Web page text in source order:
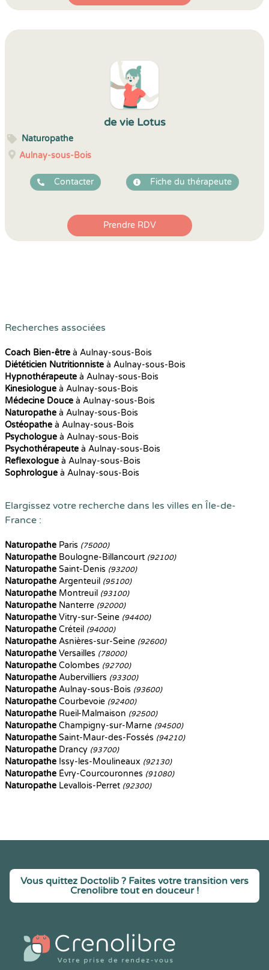
de vie Lotus
Naturopathe
Aulnay-sous-Bois
Contacter Fiche du thérapeute
Prendre RDV
Recherches associées
Coach Bien-être à Aulnay-sous-Bois
Diététicien Nutritionniste à Aulnay-sous-Bois
Hypnothérapeute à Aulnay-sous-Bois
Kinesiologue à Aulnay-sous-Bois
Médecine Douce à Aulnay-sous-Bois
Naturopathe à Aulnay-sous-Bois
Ostéopathe à Aulnay-sous-Bois
Psychologue à Aulnay-sous-Bois
Psychothérapeute à Aulnay-sous-Bois
Reflexologue à Aulnay-sous-Bois
Sophrologue à Aulnay-sous-Bois
Elargissez votre recherche dans les villes en Île-de-
France :
Naturopathe Paris (75000)
Naturopathe Boulogne-Billancourt (92100)
Naturopathe Saint-Denis (93200)
Naturopathe Argenteuil (95100)
Naturopathe Montreuil (93100)
Naturopathe Nanterre (92000)
Naturopathe Vitry-sur-Seine (94400)
Naturopathe Créteil (94000)
Naturopathe Asnières-sur-Seine (92600)
Naturopathe Versailles (78000)
Naturopathe Colombes (92700)
Naturopathe Aubervilliers (93300)
Naturopathe Aulnay-sous-Bois (93600)
Naturopathe Courbevoie (92400)
Naturopathe Rueil-Malmaison (92500)
Naturopathe Champigny-sur-Marne (94500)
Naturopathe Saint-Maur-des-Fossés (94210)
Naturopathe Drancy (93700)
Naturopathe Issy-les-Moulineaux (92130)
Naturopathe Évry-Courcouronnes (91080)
Naturopathe Levallois-Perret (92300)
Vous quittez Doctolib ? Faites votre transition vers
Crenolibre tout en douceur !